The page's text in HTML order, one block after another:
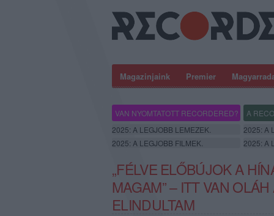
Magazinjaink Premier
VAN NYOMTATOTT RECORDERED? A
2025: A LEGJOBB LEMEZEK.
2025: A
2025: A LEGJOBB FILMEK.
2025: A
„FÉLVE ELŐBÚJOK A
MAGAM” – ITT VAN
ELINDULTAM